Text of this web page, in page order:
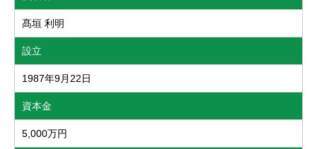
髙垣 利明
設立
1987年9月22日
資本金
5,000万円